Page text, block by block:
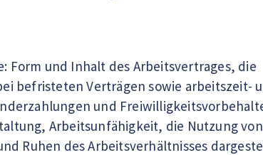
und Inhalt des Arbeitsvertrages, die
befristeten Verträgen sowie arbeitszeit-
und
Arbeitsunfähigkeit, die Nutzung
Ruhen des Arbeitsverhältnisses